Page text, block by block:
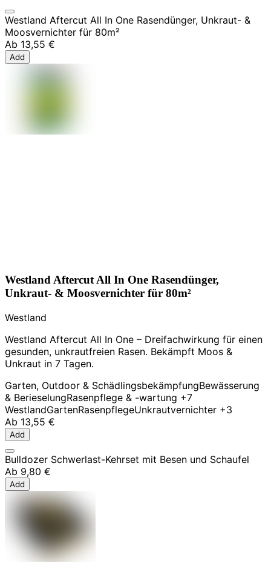
Westland Aftercut All In One Rasendünger, Unkraut- &
Moosvernichter für 80m²
Ab 13,55 €
Add
Westland Aftercut All In One Rasendünger,
Unkraut- & Moosvernichter für 80m²
Westland
Westland Aftercut All In One – Dreifachwirkung für einen
gesunden, unkrautfreien Rasen. Bekämpft Moos &
Unkraut in 7 Tagen.
Garten, Outdoor & SchädlingsbekämpfungBewässerung
& BerieselungRasenpflege & -wartung +7
WestlandGartenRasenpflegeUnkrautvernichter +3
Ab 13,55 €
Add
Bulldozer Schwerlast-Kehrset mit Besen und Schaufel
Ab 9,80 €
Add